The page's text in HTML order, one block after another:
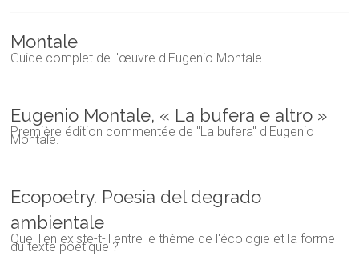
Faculté
Montale
Guide complet de l'œuvre d'Eugenio Montale.
Eugenio Montale, « La bufera e altro »
Première édition commentée de "La bufera" d'Eugenio
Montale.
Ecopoetry. Poesia del degrado
ambientale
Quel lien existe-t-il entre le thème de l'écologie et la forme
du texte poétique ?